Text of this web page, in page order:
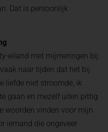
Dat is persoonlijk
eiland met mijmeringen bij
naar tijden dat het bij
liefde niet stroomde, ik
gaan en mezelf uiten pittig
woorden vinden voor mijn
iemand die ongeveer